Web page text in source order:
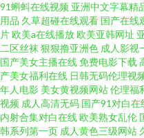
欧美性爱第二页 wwwtubi麻豆 无
网站 91次元黄免费 欧美日韩成人
爆操在线观看 亚洲激情小说网 老
的AV 久久性交免费视频 91后入
91蝌蚪在线视频 亚洲中文字幕精
用品 久草超碰在线观看 国产在线
片欧美a在线播放欧美亚韩网址
二区丝袜 狠狠撸亚洲色 成人影视
国产美女主播在线免费电影下载
产美女福利在线 日韩无码伦理视
年人电影 美女黄视频网站伦理福
视频 成人高清无码 国产91对白在
内射合集对白在线欧美熟女乱伦
韩系列第一页 成人黄色三级网站